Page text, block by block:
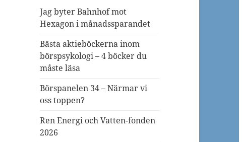
Jag byter Bahnhof mot
Hexagon i månadssparandet
Bästa aktieböckerna inom
börspsykologi – 4 böcker du
måste läsa
Börspanelen 34 – Närmar vi
oss toppen?
Ren Energi och Vatten-fonden
2026